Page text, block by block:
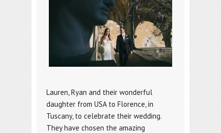
Lauren, Ryan and their wonderful
daughter from USA to Florence, in
Tuscany, to celebrate their wedding.
They have chosen the amazing